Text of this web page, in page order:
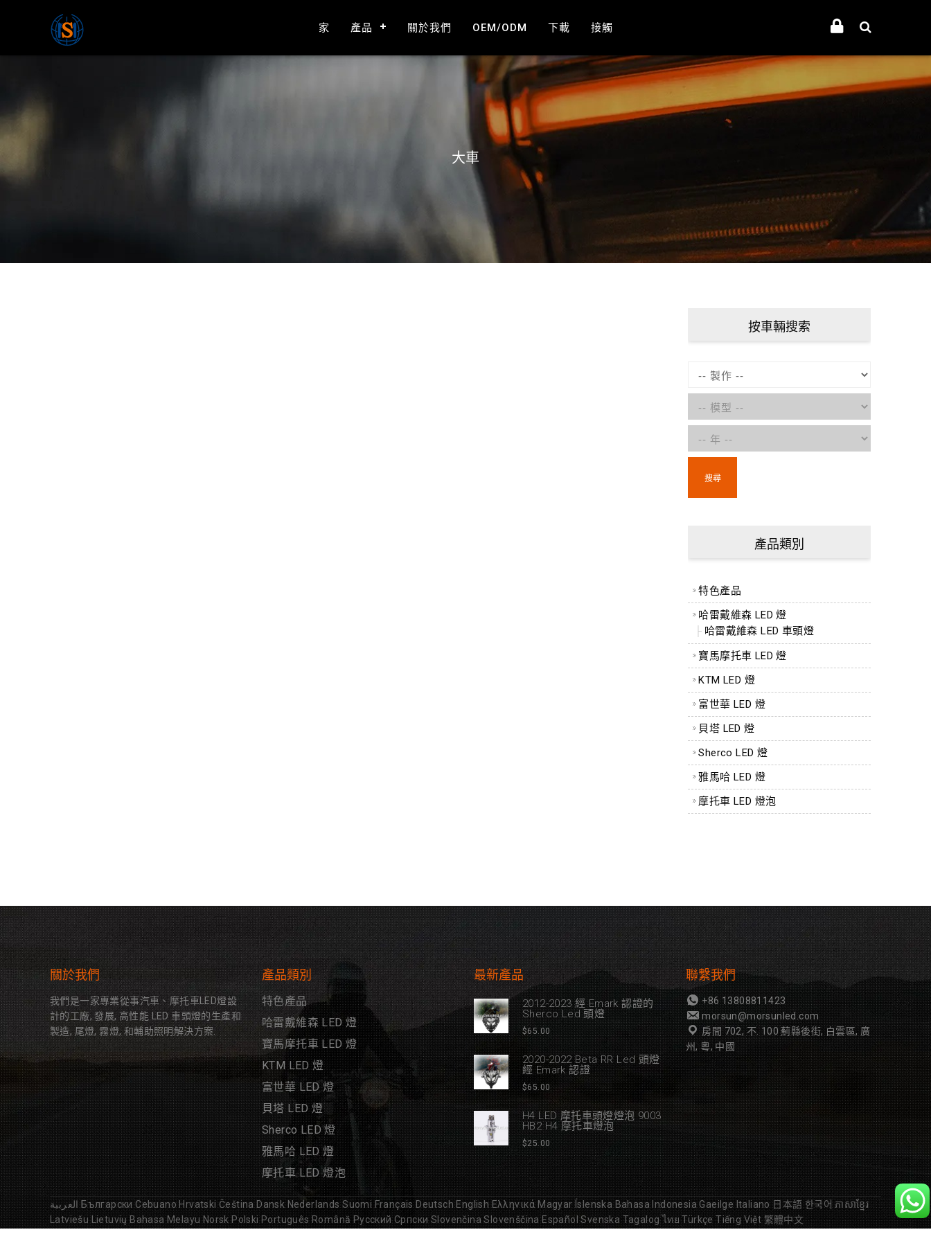
家 產品 關於我們 OEM/ODM 下載 接觸
大車
按車輛搜索
搜尋
產品類別
特色產品
哈雷戴維森 LED 燈
哈雷戴維森 LED 車頭燈
寶馬摩托車 LED 燈
KTM LED 燈
富世華 LED 燈
貝塔 LED 燈
Sherco LED 燈
雅馬哈 LED 燈
摩托車 LED 燈泡
關於我們
我們是一家專業從事汽車、摩托車LED燈設
計的工廠, 發展, 高性能 LED 車頭燈的生產和
製造, 尾燈, 霧燈, 和輔助照明解決方案.
產品類別
特色產品
哈雷戴維森 LED 燈
寶馬摩托車 LED 燈
KTM LED 燈
富世華 LED 燈
貝塔 LED 燈
Sherco LED 燈
雅馬哈 LED 燈
摩托車 LED 燈泡
最新產品
2012-2023 經 Emark 認證的
Sherco Led 頭燈
$65.00
2020-2022 Beta RR Led 頭燈
經 Emark 認證
$65.00
H4 LED 摩托車頭燈燈泡 9003
HB2 H4 摩托車燈泡
$25.00
聯繫我們
+86 13808811423
morsun@morsunled.com
房間 702, 不. 100 薊縣後街, 白雲區, 廣
州, 粵, 中國
العربية Български Cebuano Hrvatski Čeština Dansk Nederlands Suomi Français Deutsch English Ελληνικά Magyar Íslenska Bahasa Indonesia Gaeilge Italiano 日本語 한국어 ភាសាខ្មែរ
Latviešu Lietuvių Bahasa Melayu Norsk Polski Português Română Русский Српски Slovenčina Slovenščina Español Svenska Tagalog ไทย Türkçe Tiếng Việt 繁體中文